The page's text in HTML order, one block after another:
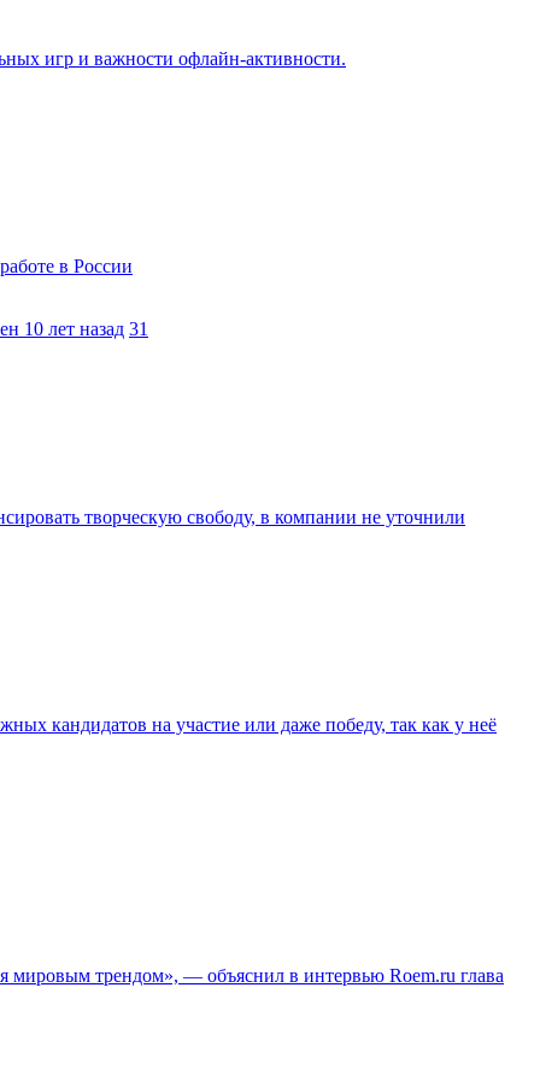
игр и важности офлайн-активности.
в России
10 лет назад 31
творческую свободу, в компании не уточнили
кандидатов на участие или даже победу, так как у неё
мировым трендом», — объяснил в интервью Roem.ru глава